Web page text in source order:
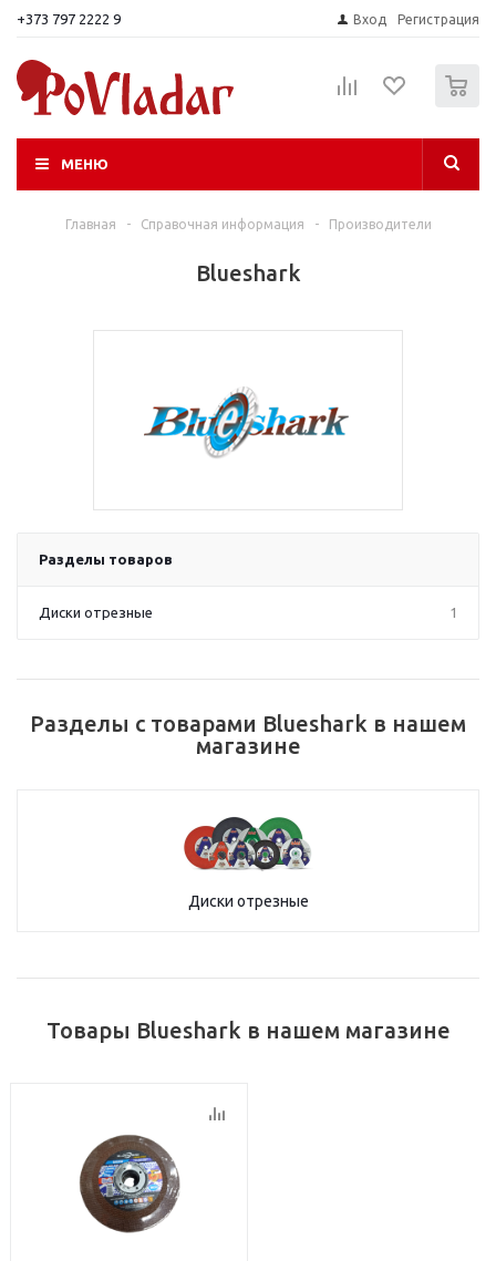
+373 797 2222 9 Вход Регистрация
МЕНЮ
Главная - Справочная информация - Производители
Blueshark
Разделы товаров
Диски отрезные 1
Разделы с товарами Blueshark в нашем
магазине
Диски отрезные
Товары Blueshark в нашем магазине